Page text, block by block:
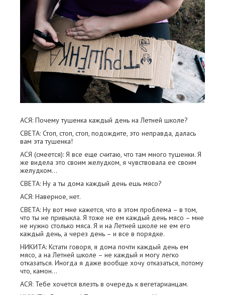
АСЯ: Почему тушенка каждый день на Летней школе?
СВЕТА: Стоп, стоп, стоп, подождите, это неправда, далась
вам эта тушенка!
АСЯ (смеется): Я все еще считаю, что там много тушенки. Я
же видела это своим желудком, я чувствовала ее своим
желудком…
СВЕТА: Ну а ты дома каждый день ешь мясо?
АСЯ: Наверное, нет.
СВЕТА: Ну вот мне кажется, что в этом проблема – в том,
что ты не привыкла. Я тоже не ем каждый день мясо – мне
не нужно столько мяса. Я и на Летней школе не ем его
каждый день, а через день – и все в порядке.
НИКИТА: Кстати говоря, я дома почти каждый день ем
мясо, а на Летней школе – не каждый и могу легко
отказаться. Иногда я даже вообще хочу отказаться, потому
что, камон…
АСЯ: Тебе хочется влезть в очередь к вегетарианцам.